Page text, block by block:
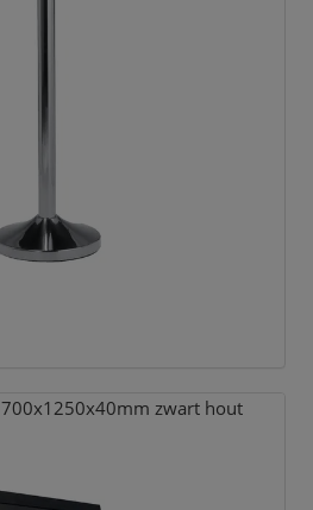
zwart hout